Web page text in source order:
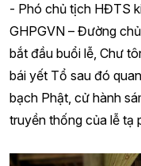
- Phó chủ tịch HĐTS
GHPGVN – Đường
bắt đầu buổi lễ, Chư
bái yết Tổ sau đó
bạch Phật, cử hành
truyền thống của lễ tạ